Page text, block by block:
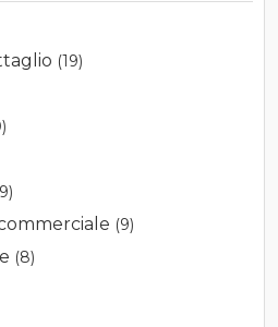
(19)
(9)
(8)